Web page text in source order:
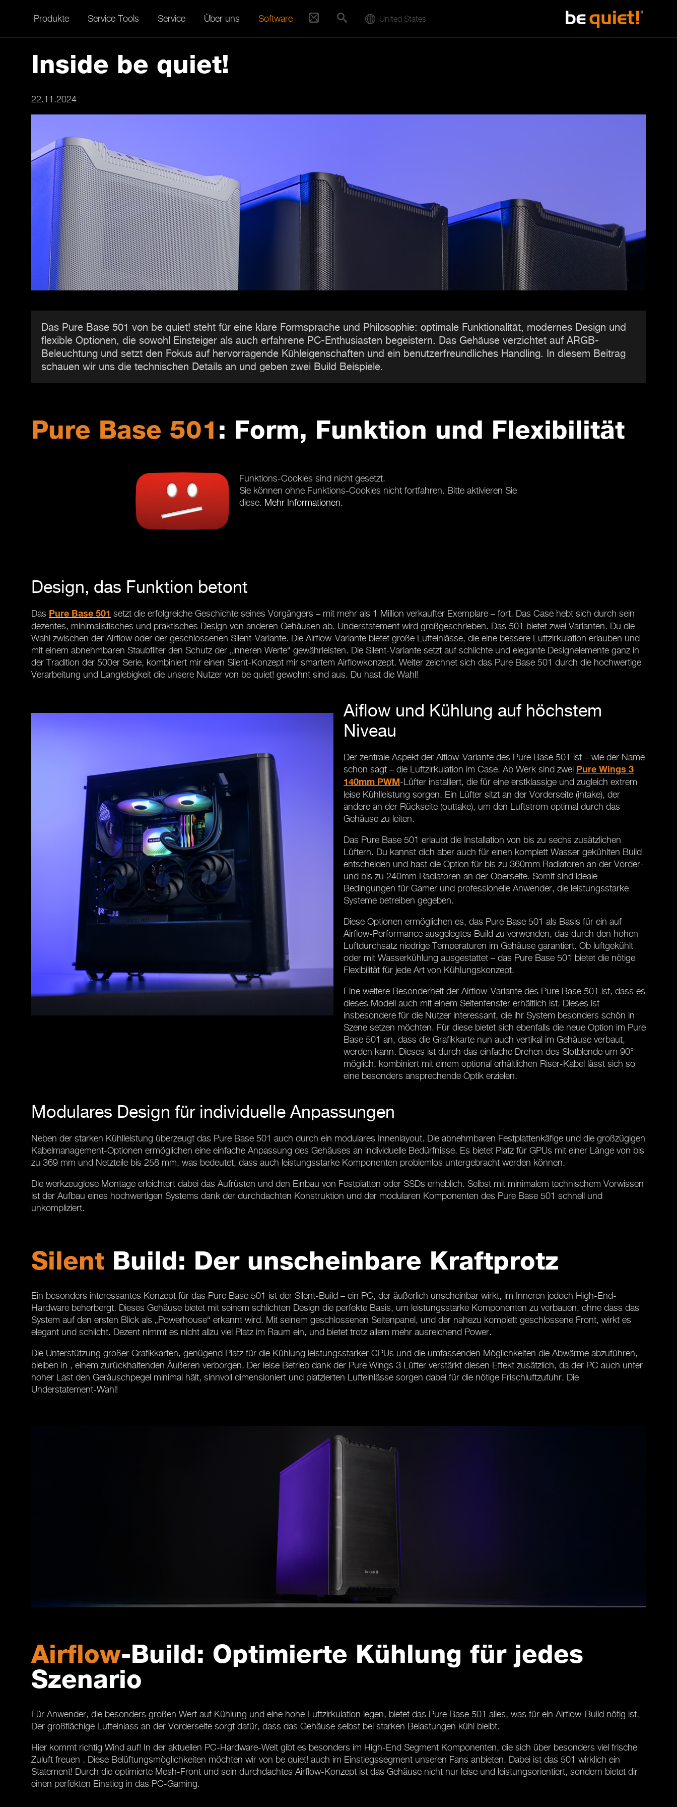
Produkte Service Tools Service Über uns Software United States
Inside be quiet!
22.11.2024
Das Pure Base 501 von be quiet! steht für eine klare Formsprache und Philosophie: optimale Funktionalität, modernes Design und
flexible Optionen, die sowohl Einsteiger als auch erfahrene PC-Enthusiasten begeistern. Das Gehäuse verzichtet auf ARGB-
Beleuchtung und setzt den Fokus auf hervorragende Kühleigenschaften und ein benutzerfreundliches Handling. In diesem Beitrag
schauen wir uns die technischen Details an und geben zwei Build Beispiele.
Pure Base 501 : Form, Funktion und Flexibilität
Funktions-Cookies sind nicht gesetzt.
Sie können ohne Funktions-Cookies nicht fortfahren. Bitte aktivieren Sie
diese. Mehr Informationen.
Design, das Funktion betont
Das Pure Base 501 setzt die erfolgreiche Geschichte seines Vorgängers – mit mehr als 1 Million verkaufter Exemplare – fort. Das Case hebt sich durch sein
dezentes, minimalistisches und praktisches Design von anderen Gehäusen ab. Understatement wird großgeschrieben. Das 501 bietet zwei Varianten. Du die
Wahl zwischen der Airflow oder der geschlossenen Silent-Variante. Die Airflow-Variante bietet große Lufteinlässe, die eine bessere Luftzirkulation erlauben und
mit einem abnehmbaren Staubfilter den Schutz der „inneren Werte“ gewährleisten. Die Silent-Variante setzt auf schlichte und elegante Designelemente ganz in
der Tradition der 500er Serie, kombiniert mir einen Silent-Konzept mir smartem Airflowkonzept. Weiter zeichnet sich das Pure Base 501 durch die hochwertige
Verarbeitung und Langlebigkeit die unsere Nutzer von be quiet! gewohnt sind aus. Du hast die Wahl!
Aiflow und Kühlung auf höchstem
Niveau
Der zentrale Aspekt der Aiflow-Variante des Pure Base 501 ist – wie der Name
schon sagt – die Luftzirkulation im Case. Ab Werk sind zwei Pure Wings 3
140mm PWM -Lüfter installiert, die für eine erstklassige und zugleich extrem
leise Kühlleistung sorgen. Ein Lüfter sitzt an der Vorderseite (intake), der
andere an der Rückseite (outtake), um den Luftstrom optimal durch das
Gehäuse zu leiten.
Das Pure Base 501 erlaubt die Installation von bis zu sechs zusätzlichen
Lüftern. Du kannst dich aber auch für einen komplett Wasser gekühlten Build
entscheiden und hast die Option für bis zu 360mm Radiatoren an der Vorder-
und bis zu 240mm Radiatoren an der Oberseite. Somit sind ideale
Bedingungen für Gamer und professionelle Anwender, die leistungsstarke
Systeme betreiben gegeben.
Diese Optionen ermöglichen es, das Pure Base 501 als Basis für ein auf
Airflow-Performance ausgelegtes Build zu verwenden, das durch den hohen
Luftdurchsatz niedrige Temperaturen im Gehäuse garantiert. Ob luftgekühlt
oder mit Wasserkühlung ausgestattet – das Pure Base 501 bietet die nötige
Flexibilität für jede Art von Kühlungskonzept.
Eine weitere Besonderheit der Airflow-Variante des Pure Base 501 ist, dass es
dieses Modell auch mit einem Seitenfenster erhältlich ist. Dieses ist
insbesondere für die Nutzer interessant, die ihr System besonders schön in
Szene setzen möchten. Für diese bietet sich ebenfalls die neue Option im Pure
Base 501 an, dass die Grafikkarte nun auch vertikal im Gehäuse verbaut,
werden kann. Dieses ist durch das einfache Drehen des Slotblende um 90°
möglich, kombiniert mit einem optional erhältlichen Riser-Kabel lässt sich so
eine besonders ansprechende Optik erzielen.
Modulares Design für individuelle Anpassungen
Neben der starken Kühlleistung überzeugt das Pure Base 501 auch durch ein modulares Innenlayout. Die abnehmbaren Festplattenkäfige und die großzügigen
Kabelmanagement-Optionen ermöglichen eine einfache Anpassung des Gehäuses an individuelle Bedürfnisse. Es bietet Platz für GPUs mit einer Länge von bis
zu 369 mm und Netzteile bis 258 mm, was bedeutet, dass auch leistungsstarke Komponenten problemlos untergebracht werden können.
Die werkzeuglose Montage erleichtert dabei das Aufrüsten und den Einbau von Festplatten oder SSDs erheblich. Selbst mit minimalem technischem Vorwissen
ist der Aufbau eines hochwertigen Systems dank der durchdachten Konstruktion und der modularen Komponenten des Pure Base 501 schnell und
unkompliziert.
Silent Build: Der unscheinbare Kraftprotz
Ein besonders interessantes Konzept für das Pure Base 501 ist der Silent-Build – ein PC, der äußerlich unscheinbar wirkt, im Inneren jedoch High-End-
Hardware beherbergt. Dieses Gehäuse bietet mit seinem schlichten Design die perfekte Basis, um leistungsstarke Komponenten zu verbauen, ohne dass das
System auf den ersten Blick als „Powerhouse“ erkannt wird. Mit seinem geschlossenen Seitenpanel, und der nahezu komplett geschlossene Front, wirkt es
elegant und schlicht. Dezent nimmt es nicht allzu viel Platz im Raum ein, und bietet trotz allem mehr ausreichend Power.
Die Unterstützung großer Grafikkarten, genügend Platz für die Kühlung leistungsstarker CPUs und die umfassenden Möglichkeiten die Abwärme abzuführen,
bleiben in , einem zurückhaltenden Äußeren verborgen. Der leise Betrieb dank der Pure Wings 3 Lüfter verstärkt diesen Effekt zusätzlich, da der PC auch unter
hoher Last den Geräuschpegel minimal hält, sinnvoll dimensioniert und platzierten Lufteinlässe sorgen dabei für die nötige Frischluftzufuhr. Die
Understatement-Wahl!
Airflow-Build: Optimierte Kühlung für jedes
Szenario
Für Anwender, die besonders großen Wert auf Kühlung und eine hohe Luftzirkulation legen, bietet das Pure Base 501 alles, was für ein Airflow-Build nötig ist.
Der großflächige Lufteinlass an der Vorderseite sorgt dafür, dass das Gehäuse selbst bei starken Belastungen kühl bleibt.
Hier kommt richtig Wind auf! In der aktuellen PC-Hardware-Welt gibt es besonders im High-End Segment Komponenten, die sich über besonders viel frische
Zuluft freuen . Diese Belüftungsmöglichkeiten möchten wir von be quiet! auch im Einstiegssegment unseren Fans anbieten. Dabei ist das 501 wirklich ein
Statement! Durch die optimierte Mesh-Front und sein durchdachtes Airflow-Konzept ist das Gehäuse nicht nur leise und leistungsorientiert, sondern bietet dir
einen perfekten Einstieg in das PC-Gaming.